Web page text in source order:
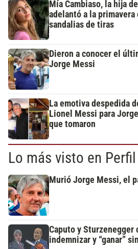
Mía Cambiaso, la hija
adelantó a la
sandalias de tiras
Dieron a conocer el
Jorge Messi
La emotiva despedida
Lionel Messi para
que tomaron
Lo más visto en Perfil
Murió Jorge Messi, el
Caputo y Sturzenegger
indemnizar y “ganar”